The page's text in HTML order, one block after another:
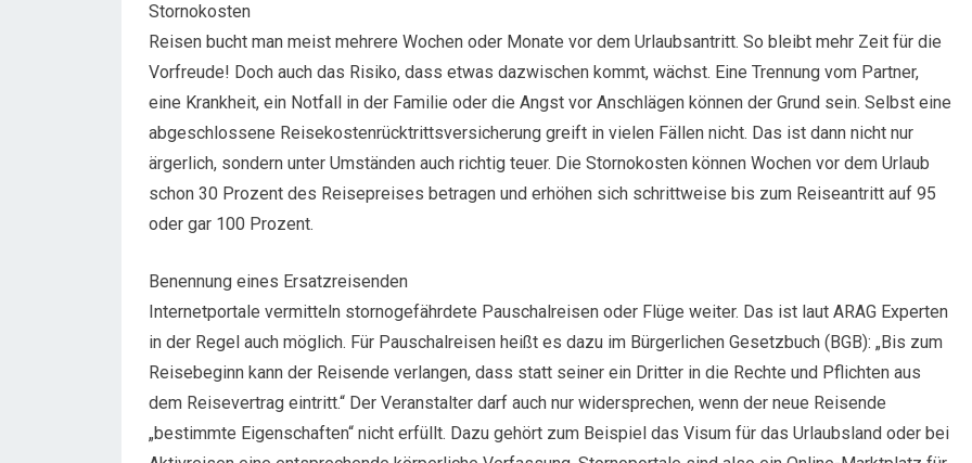
Stornokosten
Reisen bucht man meist mehrere Wochen oder Monate vor dem Urlaubsantritt. So bleibt mehr Zeit für die
Vorfreude! Doch auch das Risiko, dass etwas dazwischen kommt, wächst. Eine Trennung vom Partner,
eine Krankheit, ein Notfall in der Familie oder die Angst vor Anschlägen können der Grund sein. Selbst eine
abgeschlossene Reisekostenrücktrittsversicherung greift in vielen Fällen nicht. Das ist dann nicht nur
ärgerlich, sondern unter Umständen auch richtig teuer. Die Stornokosten können Wochen vor dem Urlaub
schon 30 Prozent des Reisepreises betragen und erhöhen sich schrittweise bis zum Reiseantritt auf 95
oder gar 100 Prozent.
Benennung eines Ersatzreisenden
Internetportale vermitteln stornogefährdete Pauschalreisen oder Flüge weiter. Das ist laut ARAG Experten
in der Regel auch möglich. Für Pauschalreisen heißt es dazu im Bürgerlichen Gesetzbuch (BGB): „Bis zum
Reisebeginn kann der Reisende verlangen, dass statt seiner ein Dritter in die Rechte und Pflichten aus
dem Reisevertrag eintritt.“ Der Veranstalter darf auch nur widersprechen, wenn der neue Reisende
„bestimmte Eigenschaften“ nicht erfüllt. Dazu gehört zum Beispiel das Visum für das Urlaubsland oder bei